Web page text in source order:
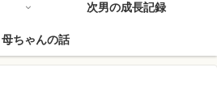
次男の成長記録
母ちゃんの話